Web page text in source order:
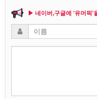
▶ 네이버,구글에 '유머픽'